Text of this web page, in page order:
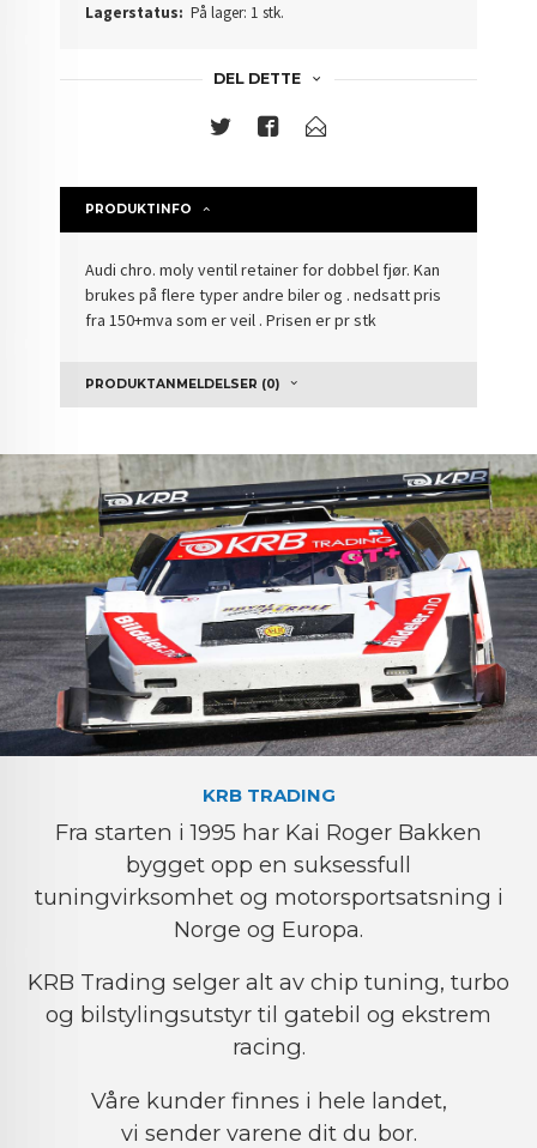
Lagerstatus: På lager: 1 stk.
DEL DETTE
PRODUKTINFO
Audi chro. moly ventil retainer for dobbel fjør. Kan
brukes på flere typer andre biler og . nedsatt pris
fra 150+mva som er veil . Prisen er pr stk
PRODUKTANMELDELSER (0)
KRB TRADING
Fra starten i 1995 har Kai Roger Bakken
bygget opp en suksessfull
tuningvirksomhet og motorsportsatsning i
Norge og Europa.
KRB Trading selger alt av chip tuning, turbo
og bilstylingsutstyr til gatebil og ekstrem
racing.
Våre kunder finnes i hele landet,
vi sender varene dit du bor.